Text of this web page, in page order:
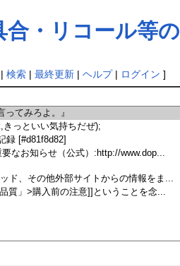
合・リコール等
検索| 最終更新| ヘルプ| ログイン ]